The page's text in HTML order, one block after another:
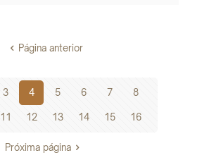
Página anterior
3 4 5 6 7 8
11 12 13 14 15 16
Próxima página